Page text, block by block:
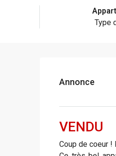
Type
Annonce
VENDU
Coup de coeur !